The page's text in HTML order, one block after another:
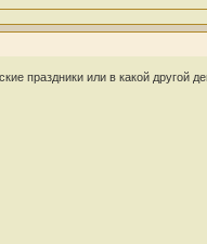
праздники или в какой другой